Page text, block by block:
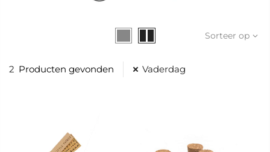
Sorteer op
2 Producten gevonden Vaderdag